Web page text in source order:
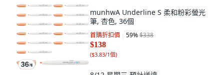
munhwA Underline S 柔和粉彩螢光
筆, 杏色, 36個
首購折扣價 59%$338
$138
($3.83/1個)